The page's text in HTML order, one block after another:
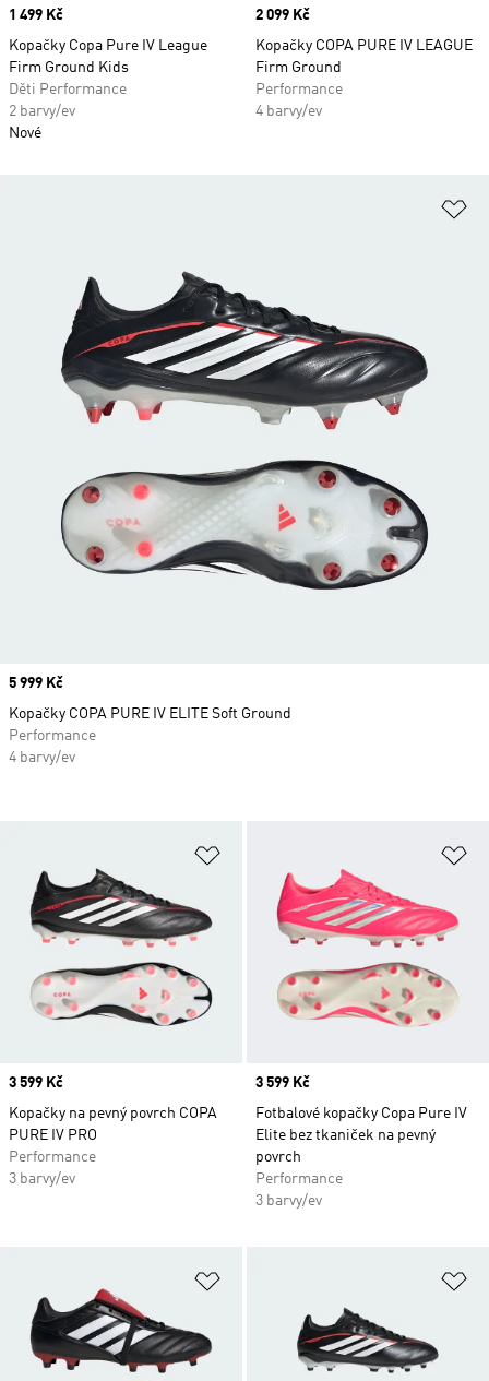
Price
1 499 Kč
Kopačky Copa Pure IV League
Firm Ground Kids
Děti Performance
2 barvy/ev
Nové
Price
2 099 Kč
Kopačky COPA PURE IV LEAGUE
Firm Ground
Performance
4 barvy/ev
Price
3 599 Kč
Kopačky na pevný povrch COPA
PURE IV PRO
Performance
3 barvy/ev
Price
3 599 Kč
Fotbalové kopačky Copa Pure IV
Elite bez tkaniček na pevný
povrch
Performance
3 barvy/ev
Price
5 999 Kč
Kopačky COPA PURE IV ELITE Soft Ground
Performance
4 barvy/ev